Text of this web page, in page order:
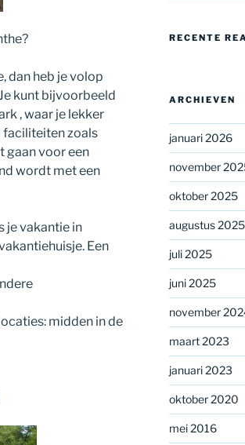
dan heb je volop
kunt bijvoorbeeld
, waar je lekker
faciliteiten zoals
gaan voor een
wordt met een
je vakantie in
Een
midden in de
RECENTE
ARCHIEVEN
januari 2026
november
oktober 2025
augustus 2025
juli 2025
juni 2025
november
maart 2023
januari 2023
oktober 2020
mei 2016